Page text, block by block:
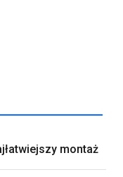
montaż